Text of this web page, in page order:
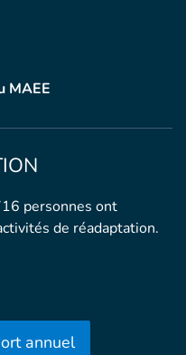
MAEE
personnes ont
de réadaptation.
annuel